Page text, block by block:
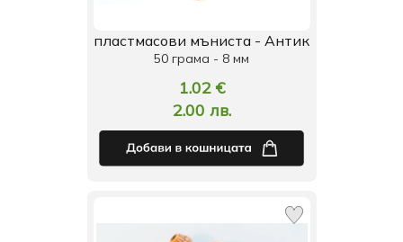
пластмасови мъниста - Антик
50 грама - 8 мм
1.02 €
2.00 лв.